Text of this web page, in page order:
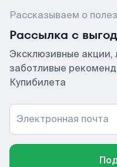
Рассказываем о
Рассылка с
Эксклюзивные акции,
заботливые
Купибилета
Электронная почта